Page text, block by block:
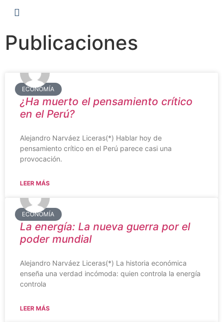
Publicaciones
ECONOMÍA
¿Ha muerto el pensamiento crítico
en el Perú?
Alejandro Narváez Liceras(*) Hablar hoy de
pensamiento crítico en el Perú parece casi una
provocación.
LEER MÁS
ECONOMÍA
La energía: La nueva guerra por el
poder mundial
Alejandro Narváez Liceras(*) La historia económica
enseña una verdad incómoda: quien controla la energía
controla
LEER MÁS